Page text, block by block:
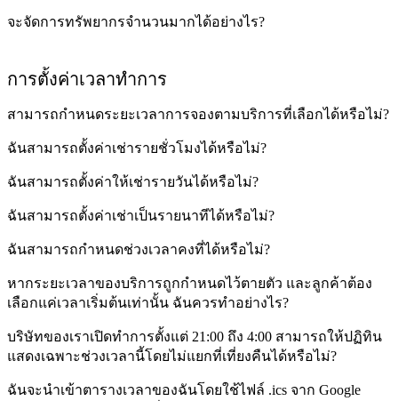
จะจัดการทรัพยากรจำนวนมากได้อย่างไร?
การตั้งค่าเวลาทำการ
สามารถกำหนดระยะเวลาการจองตามบริการที่เลือกได้หรือไม่?
ฉันสามารถตั้งค่าเช่ารายชั่วโมงได้หรือไม่?
ฉันสามารถตั้งค่าให้เช่ารายวันได้หรือไม่?
ฉันสามารถตั้งค่าเช่าเป็นรายนาทีได้หรือไม่?
ฉันสามารถกำหนดช่วงเวลาคงที่ได้หรือไม่?
หากระยะเวลาของบริการถูกกำหนดไว้ตายตัว และลูกค้าต้อง
เลือกแค่เวลาเริ่มต้นเท่านั้น ฉันควรทำอย่างไร?
บริษัทของเราเปิดทำการตั้งแต่ 21:00 ถึง 4:00 สามารถให้ปฏิทิน
แสดงเฉพาะช่วงเวลานี้โดยไม่แยกที่เที่ยงคืนได้หรือไม่?
ฉันจะนำเข้าตารางเวลาของฉันโดยใช้ไฟล์ .ics จาก Google